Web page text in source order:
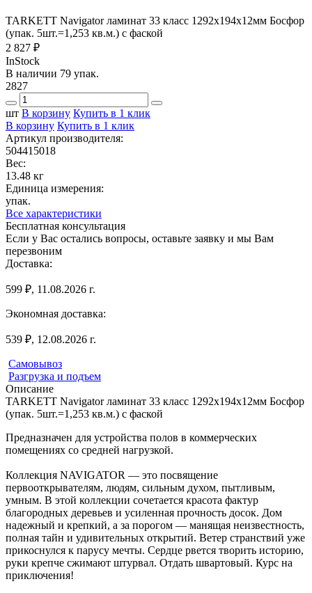
TARKETT Navigator ламинат 33 класс 1292х194х12мм Босфор
(упак. 5шт.=1,253 кв.м.) с фаской
2 827 ₽
InStock
В наличии 79 упак.
2827
шт В корзину Купить в 1 клик
В корзину Купить в 1 клик
Артикул производителя:
504415018
Вес:
13.48 кг
Единица измерения:
упак.
Все характеристики
Бесплатная консультация
Если у Вас остались вопросы, оставьте заявку и мы Вам
перезвоним
Доставка:
599 ₽, 11.08.2026 г.
Экономная доставка:
539 ₽, 12.08.2026 г.
Самовывоз
Разгрузка и подъем
Описание
TARKETT Navigator ламинат 33 класс 1292х194х12мм Босфор
(упак. 5шт.=1,253 кв.м.) с фаской
Предназначен для устройства полов в коммерческих
помещениях со средней нагрузкой.
Коллекция NAVIGATOR — это посвящение
первооткрывателям, людям, сильным духом, пытливым,
умным. В этой коллекции сочетается красота фактур
благородных деревьев и усиленная прочность досок. Дом
надежный и крепкий, а за порогом — манящая неизвестность,
полная тайн и удивительных открытий. Ветер странствий уже
прикоснулся к парусу мечты. Сердце рвется творить историю,
руки крепче сжимают штурвал. Отдать швартовый. Курс на
приключения!